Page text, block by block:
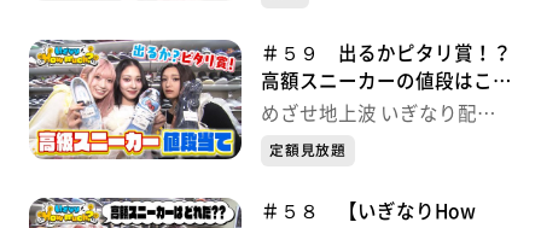
＃５９ 出るかピタリ賞！？
高額スニーカーの値段はこれ
だ！ めざせ地上波 いぎな
めざせ地上波 いぎなり配信
中！
定額見放題
＃５８ 【いぎなりHow